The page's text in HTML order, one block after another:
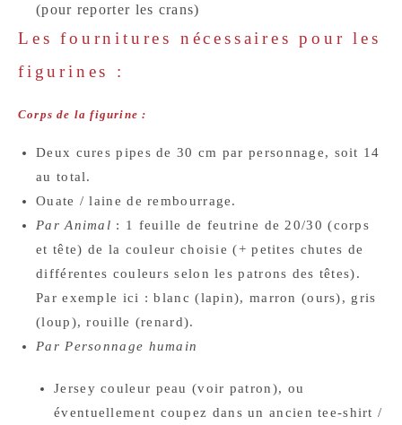
(pour reporter les crans)
Les fournitures nécessaires pour les
figurines :
Corps de la figurine :
Deux cures pipes de 30 cm par personnage, soit 14
au total.
Ouate / laine de rembourrage.
Par Animal : 1 feuille de feutrine de 20/30 (corps
et tête) de la couleur choisie (+ petites chutes de
différentes couleurs selon les patrons des têtes).
Par exemple ici : blanc (lapin), marron (ours), gris
(loup), rouille (renard).
Par Personnage humain
Jersey couleur peau (voir patron), ou
éventuellement coupez dans un ancien tee-shirt /